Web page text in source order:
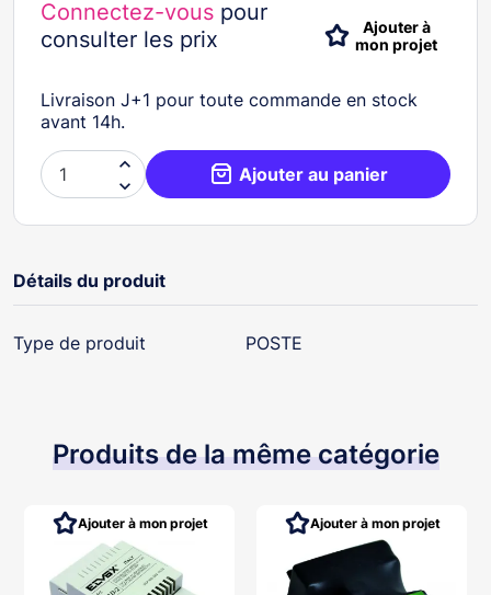
Connectez-vous pour
consulter les prix
Ajouter à
mon projet
Livraison J+1 pour toute commande en stock
avant 14h.

 Ajouter au panier
Détails du produit
Type de produit POSTE
Produits de la même catégorie
Ajouter à mon projet Ajouter à mon projet